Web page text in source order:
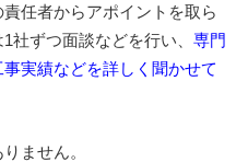
任者からアポイントを取ら
社ずつ面談などを行い、 専門
実績などを詳しく聞かせて
ません。